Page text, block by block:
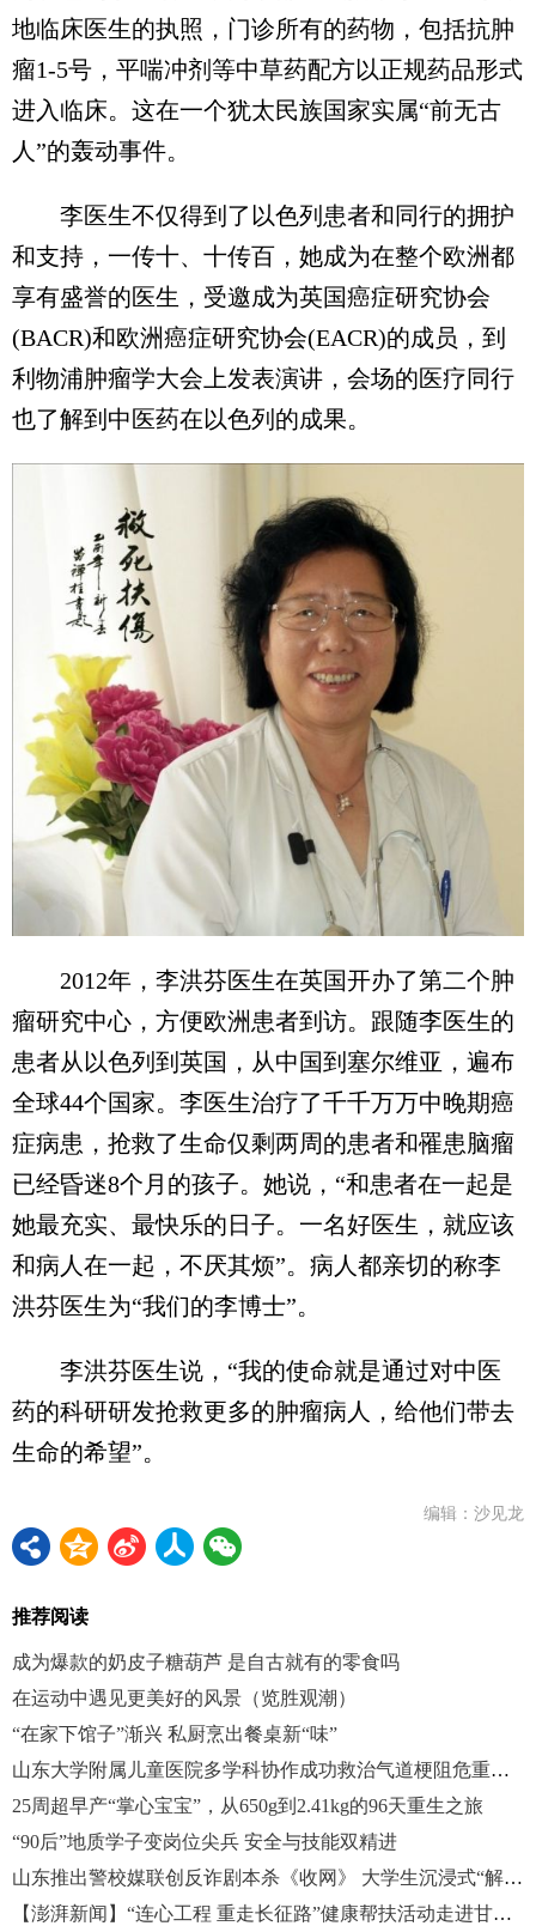
地临床医生的执照，门诊所有的药物，包括抗肿
瘤1-5号，平喘冲剂等中草药配方以正规药品形式
进入临床。这在一个犹太民族国家实属“前无古
人”的轰动事件。
李医生不仅得到了以色列患者和同行的拥护
和支持，一传十、十传百，她成为在整个欧洲都
享有盛誉的医生，受邀成为英国癌症研究协会
(BACR)和欧洲癌症研究协会(EACR)的成员，到
利物浦肿瘤学大会上发表演讲，会场的医疗同行
也了解到中医药在以色列的成果。
2012年，李洪芬医生在英国开办了第二个肿
瘤研究中心，方便欧洲患者到访。跟随李医生的
患者从以色列到英国，从中国到塞尔维亚，遍布
全球44个国家。李医生治疗了千千万万中晚期癌
症病患，抢救了生命仅剩两周的患者和罹患脑瘤
已经昏迷8个月的孩子。她说，“和患者在一起是
她最充实、最快乐的日子。一名好医生，就应该
和病人在一起，不厌其烦”。病人都亲切的称李
洪芬医生为“我们的李博士”。
李洪芬医生说，“我的使命就是通过对中医
药的科研研发抢救更多的肿瘤病人，给他们带去
生命的希望”。
编辑：沙见龙
推荐阅读
成为爆款的奶皮子糖葫芦 是自古就有的零食吗
在运动中遇见更美好的风景（览胜观潮）
“在家下馆子”渐兴 私厨烹出餐桌新“味”
山东大学附属儿童医院多学科协作成功救治气道梗阻危重症女童
25周超早产“掌心宝宝”，从650g到2.41kg的96天重生之旅
“90后”地质学子变岗位尖兵 安全与技能双精进
山东推出警校媒联创反诈剧本杀《收网》 大学生沉浸式“解锁”防骗技能
【澎湃新闻】“连心工程 重走长征路”健康帮扶活动走进甘肃宕昌县